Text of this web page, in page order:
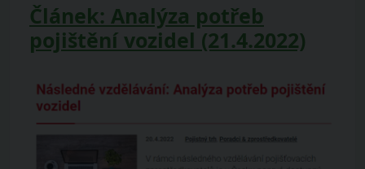
Článek: Analýza potřeb
pojištění vozidel (21.4.2022)